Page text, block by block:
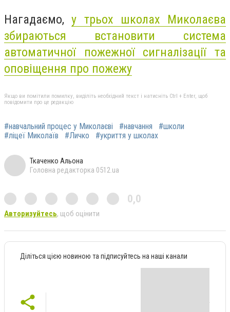
Нагадаємо,у трьох школах Миколаєва
збираються встановити система
автоматичної пожежної сигналізації та
оповіщення про пожежу
Якщо ви помітили помилку, виділіть необхідний текст і натисніть Ctrl + Enter, щоб
повідомити про це редакцію
#навчальний процес у Миколаєві #навчання
#школи
#ліцеї Миколаїв
#Личко #укриття у школах
Ткаченко Альона
Головна редакторка 0512.ua
0,0
Авторизуйтесь, щоб оцінити
Діліться цією новиною та підписуйтесь на наші канали